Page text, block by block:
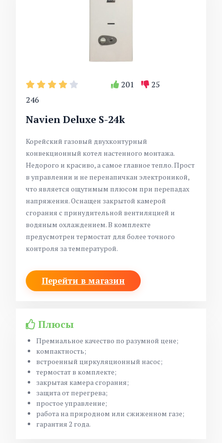
246
201 25
Navien Deluxe S-24k
Корейский газовый двухконтурный
конвекционный котел настенного монтажа.
Недорого и красиво, а самое главное тепло. Прост
в управлении и не перенапичкан электроникой,
что является ощутимым плюсом при перепадах
напряжения. Оснащен закрытой камерой
сгорания с принудительной вентиляцией и
водяным охлаждением. В комплекте
предусмотрен термостат для более точного
контроля за температурой.
Перейти в магазин
Плюсы
Премиальное качество по разумной цене;
компактность;
встроенный циркуляционный насос;
термостат в комплекте;
закрытая камера сгорания;
защита от перегрева;
простое управление;
работа на природном или сжиженном газе;
гарантия 2 года.